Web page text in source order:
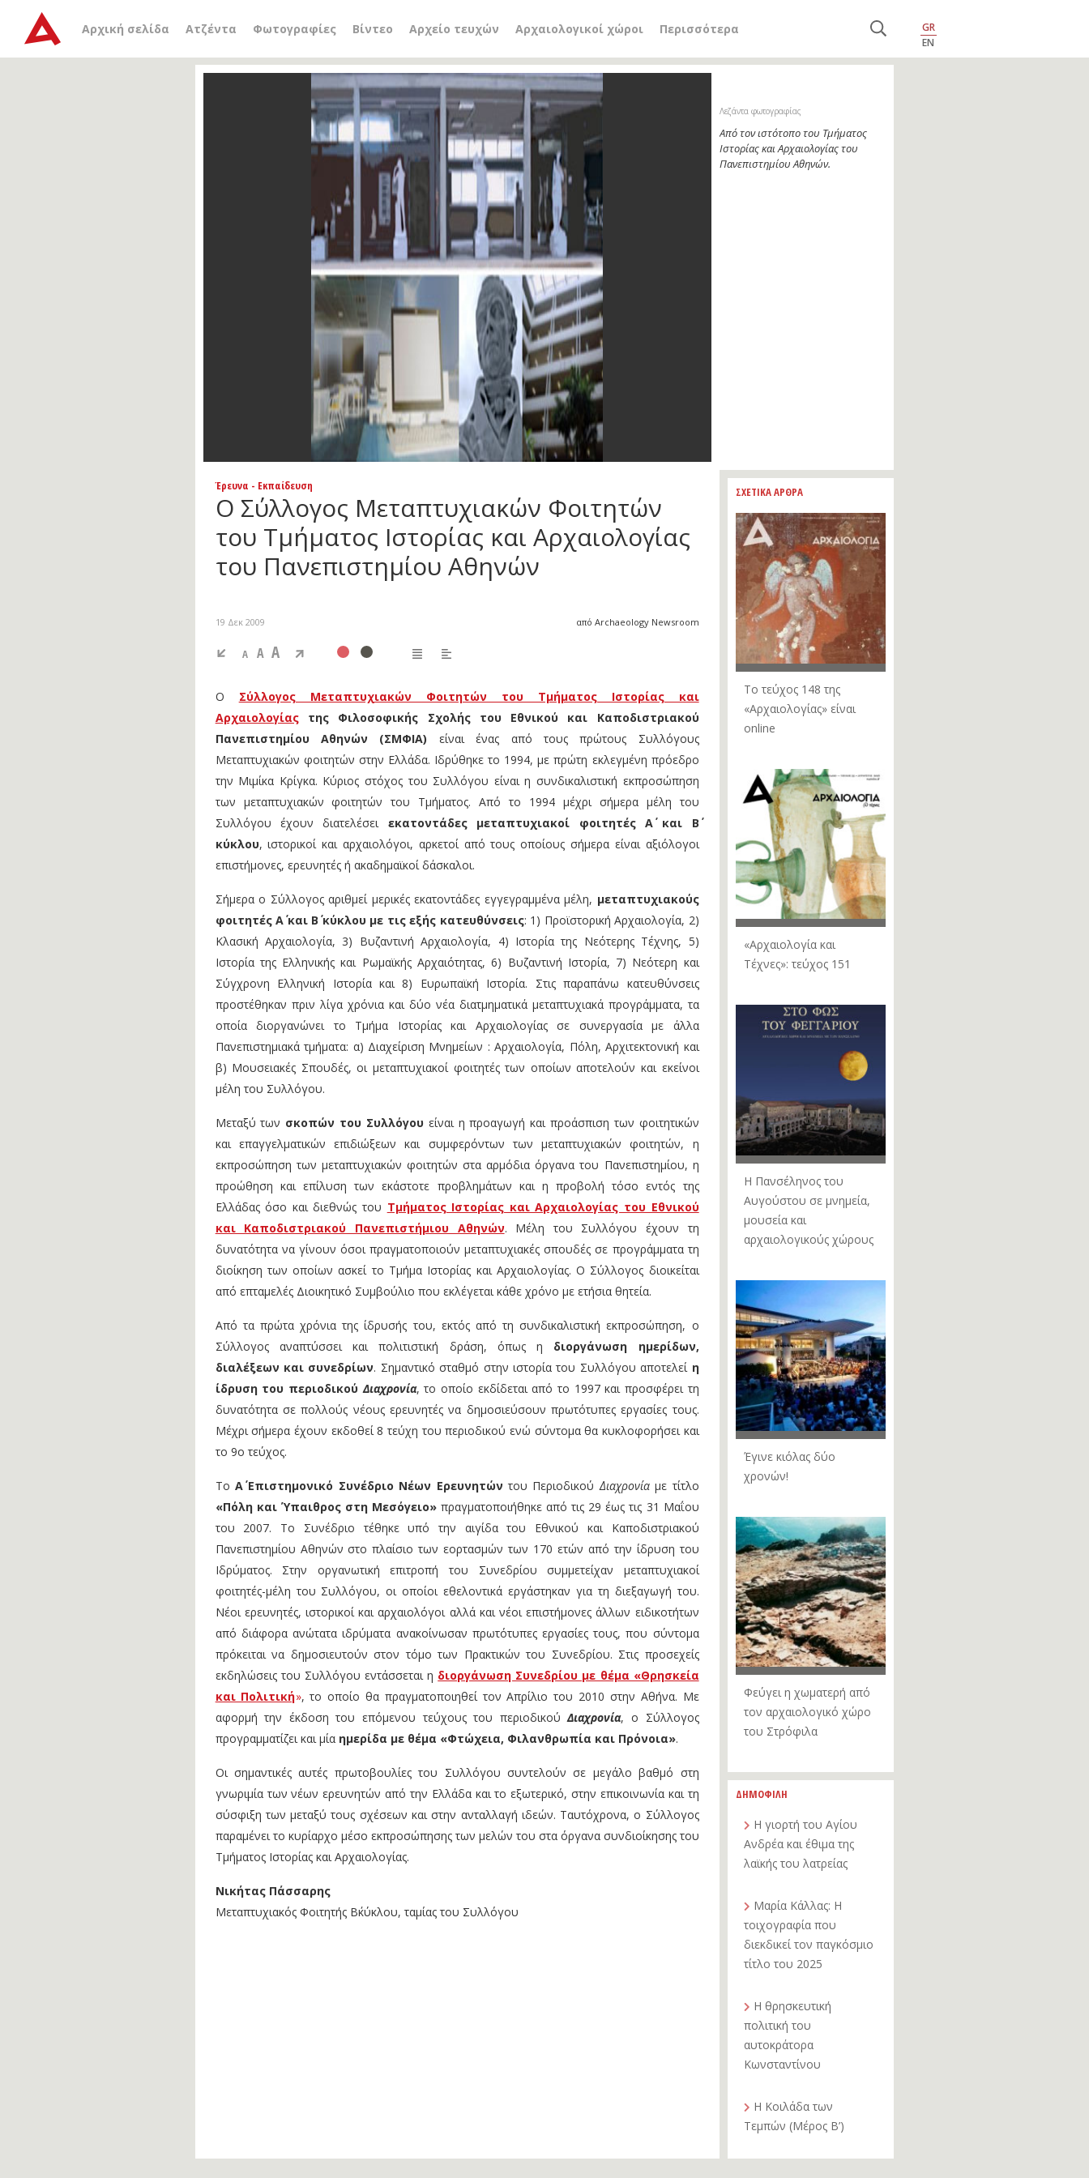
Αρχική σελίδα Ατζέντα Φωτογραφίες Βίντεο Αρχείο τευχών Αρχαιολογικοί χώροι Περισσότερα
GR
EN
Λεζάντα φωτογραφίας
Από τον ιστότοπο του Τμήματος
Ιστορίας και Αρχαιολογίας του
Πανεπιστημίου Αθηνών.
Έρευνα - Εκπαίδευση
Ο Σύλλογος Μεταπτυχιακών Φοιτητών
του Τμήματος Ιστορίας και Αρχαιολογίας
του Πανεπιστημίου Αθηνών
19 Δεκ 2009 από Archaeology Newsroom
A A A
Ο Σύλλογος Μεταπτυχιακών Φοιτητών του Τμήματος Ιστορίας και
Αρχαιολογίαςτης Φιλοσοφικής Σχολής του Εθνικού και Καποδιστριακού
Πανεπιστημίου Αθηνών
(ΣΜΦΙΑ) είναι ένας από τους πρώτους Συλλόγους
Μεταπτυχιακών φοιτητών στην Ελλάδα. Ιδρύθηκε το 1994, με πρώτη εκλεγμένη πρόεδρο
την Μιμίκα Κρίγκα. Κύριος στόχος του Συλλόγου είναι η συνδικαλιστική εκπροσώπηση
των μεταπτυχιακών φοιτητών του Τμήματος. Από το 1994 μέχρι σήμερα μέλη του
Συλλόγου έχουν διατελέσει εκατοντάδες μεταπτυχιακοί φοιτητές Α΄ και Β΄
κύκλου, ιστορικοί και αρχαιολόγοι, αρκετοί από τους οποίους σήμερα είναι αξιόλογοι
επιστήμονες, ερευνητές ή ακαδημαϊκοί δάσκαλοι.
Σήμερα ο Σύλλογος αριθμεί μερικές εκατοντάδες εγγεγραμμένα μέλη, μεταπτυχιακούς
φοιτητές Α΄ και Β΄ κύκλου με τις εξής κατευθύνσεις: 1) Προϊστορική Αρχαιολογία, 2)
Κλασική Αρχαιολογία, 3) Βυζαντινή Αρχαιολογία, 4) Ιστορία της Νεότερης Τέχνης, 5)
Ιστορία της Ελληνικής και Ρωμαϊκής Αρχαιότητας, 6) Βυζαντινή Ιστορία, 7) Νεότερη και
Σύγχρονη Ελληνική Ιστορία και 8) Ευρωπαϊκή Ιστορία. Στις παραπάνω κατευθύνσεις
προστέθηκαν πριν λίγα χρόνια και δύο νέα διατμηματικά μεταπτυχιακά προγράμματα, τα
οποία διοργανώνει το Τμήμα Ιστορίας και Αρχαιολογίας σε συνεργασία με άλλα
Πανεπιστημιακά τμήματα: α) Διαχείριση Μνημείων : Αρχαιολογία, Πόλη, Αρχιτεκτονική και
β) Μουσειακές Σπουδές, οι μεταπτυχιακοί φοιτητές των οποίων αποτελούν και εκείνοι
μέλη του Συλλόγου.
Μεταξύ των σκοπών του Συλλόγου είναι η προαγωγή και προάσπιση των φοιτητικών
και επαγγελματικών επιδιώξεων και συμφερόντων των μεταπτυχιακών φοιτητών, η
εκπροσώπηση των μεταπτυχιακών φοιτητών στα αρμόδια όργανα του Πανεπιστημίου, η
προώθηση και επίλυση των εκάστοτε προβλημάτων και η προβολή τόσο εντός της
Ελλάδας όσο και διεθνώς του Τμήματος Ιστορίας και Αρχαιολογίας του Εθνικού
και Καποδιστριακού Πανεπιστήμιου Αθηνών. Μέλη του Συλλόγου έχουν τη
δυνατότητα να γίνουν όσοι πραγματοποιούν μεταπτυχιακές σπουδές σε προγράμματα τη
διοίκηση των οποίων ασκεί το Τμήμα Ιστορίας και Αρχαιολογίας. Ο Σύλλογος διοικείται
από επταμελές Διοικητικό Συμβούλιο που εκλέγεται κάθε χρόνο με ετήσια θητεία.
Από τα πρώτα χρόνια της ίδρυσής του, εκτός από τη συνδικαλιστική εκπροσώπηση, ο
Σύλλογος αναπτύσσει και πολιτιστική δράση, όπως η διοργάνωση ημερίδων,
διαλέξεων και συνεδρίων. Σημαντικό σταθμό στην ιστορία του Συλλόγου αποτελεί η
ίδρυση του περιοδικού Διαχρονία, το οποίο εκδίδεται από το 1997 και προσφέρει τη
δυνατότητα σε πολλούς νέους ερευνητές να δημοσιεύσουν πρωτότυπες εργασίες τους.
Μέχρι σήμερα έχουν εκδοθεί 8 τεύχη του περιοδικού ενώ σύντομα θα κυκλοφορήσει και
το 9ο τεύχος.
ΤοΑ΄ Επιστημονικό Συνέδριο Νέων Ερευνητών του ΠεριοδικούΔιαχρονίαμε τίτλο
«Πόλη και Ύπαιθρος στη Μεσόγειο»πραγματοποιήθηκε από τις 29 έως τις 31 Μαΐου
του 2007. Το Συνέδριο τέθηκε υπό την αιγίδα του Εθνικού και Καποδιστριακού
Πανεπιστημίου Αθηνών στο πλαίσιο των εορτασμών των 170 ετών από την ίδρυση του
Ιδρύματος. Στην οργανωτική επιτροπή του Συνεδρίου συμμετείχαν μεταπτυχιακοί
φοιτητές-μέλη του Συλλόγου, οι οποίοι εθελοντικά εργάστηκαν για τη διεξαγωγή του.
Νέοι ερευνητές, ιστορικοί και αρχαιολόγοι αλλά και νέοι επιστήμονες άλλων ειδικοτήτων
από διάφορα ανώτατα ιδρύματα ανακοίνωσαν πρωτότυπες εργασίες τους, που σύντομα
πρόκειται να δημοσιευτούν στον τόμο των Πρακτικών του Συνεδρίου. Στις προσεχείς
εκδηλώσεις του Συλλόγου εντάσσεται η διοργάνωση Συνεδρίου με θέμα «Θρησκεία
και Πολιτική», το οποίο θα πραγματοποιηθεί τον Απρίλιο του 2010 στην Αθήνα. Με
αφορμή την έκδοση του επόμενου τεύχους του περιοδικούΔιαχρονία, ο Σύλλογος
προγραμματίζει και μία ημερίδα με θέμα «Φτώχεια, Φιλανθρωπία και Πρόνοια».
Οι σημαντικές αυτές πρωτοβουλίες του Συλλόγου συντελούν σε μεγάλο βαθμό στη
γνωριμία των νέων ερευνητών από την Ελλάδα και το εξωτερικό, στην επικοινωνία και τη
σύσφιξη των μεταξύ τους σχέσεων και στην ανταλλαγή ιδεών. Ταυτόχρονα, ο Σύλλογος
παραμένει το κυρίαρχο μέσο εκπροσώπησης των μελών του στα όργανα συνδιοίκησης του
Τμήματος Ιστορίας και Αρχαιολογίας.
Νικήτας Πάσσαρης
Μεταπτυχιακός Φοιτητής Β΄κύκλου, ταμίας του Συλλόγου
ΣΧΕΤΙΚΑ ΑΡΘΡΑ
Το τεύχος 148 της
«Αρχαιολογίας» είναι
online
«Αρχαιολογία και
Τέχνες»: τεύχος 151
Η Πανσέληνος του
Αυγούστου σε μνημεία,
μουσεία και
αρχαιολογικούς χώρους
Έγινε κιόλας δύο
χρονών!
Φεύγει η χωματερή από
τον αρχαιολογικό χώρο
του Στρόφιλα
ΔΗΜΟΦΙΛΗ
Η γιορτή του Αγίου
Ανδρέα και έθιμα της
λαϊκής του λατρείας
Μαρία Κάλλας: Η
τοιχογραφία που
διεκδικεί τον παγκόσμιο
τίτλο του 2025
Η θρησκευτική
πολιτική του
αυτοκράτορα
Κωνσταντίνου
Η Κοιλάδα των
Τεμπών (Μέρος Β’)